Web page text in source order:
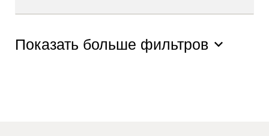
Показать больше фильтров